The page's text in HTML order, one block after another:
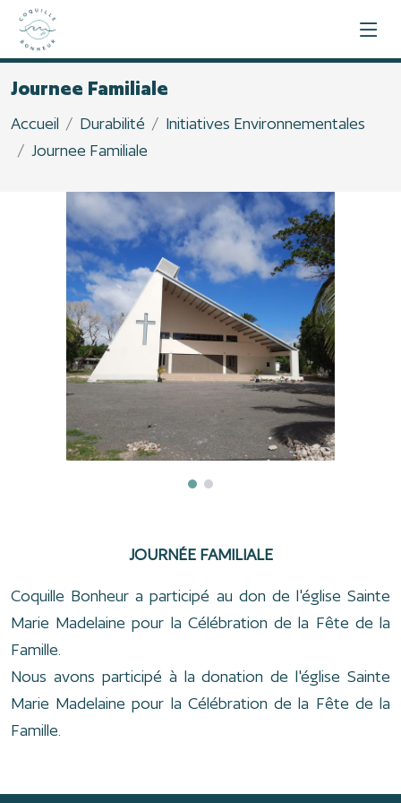
Journee Familiale
Accueil Durabilité
Initiatives Environnementales
Journee Familiale
JOURNÉE FAMILIALE
Coquille Bonheur a participé au don de l'église Sainte
Marie Madelaine pour la Célébration de la Fête de la
Famille.
Nous avons participé à la donation de l'église Sainte
Marie Madelaine pour la Célébration de la Fête de la
Famille.